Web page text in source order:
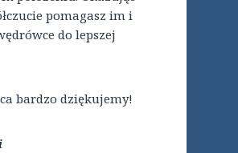
pomagasz im i
do lepszej
bardzo dziękujemy!